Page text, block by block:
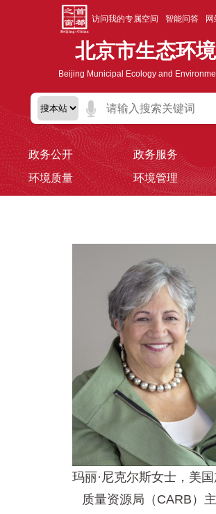
访问我的专属空间 智能问答
北京市生态环
Beijing Municipal Ecology and
政务公开 政务服务
环境质量
环境管理
玛丽·尼克尔斯女士，美国
质量资源局（CARB）